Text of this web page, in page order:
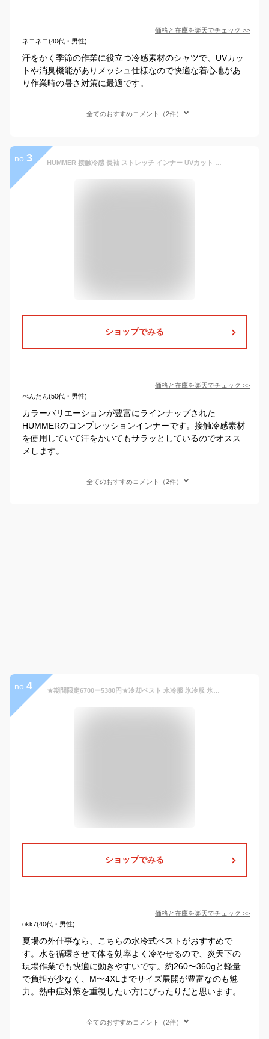
価格と在庫を楽天でチェック >>
ネコネコ(40代・男性)
汗をかく季節の作業に役立つ冷感素材のシャツで、UVカッ
トや消臭機能がありメッシュ仕様なので快適な着心地があ
り作業時の暑さ対策に最適です。
全てのおすすめコメント（2件）
no. 3 HUMMER 接触冷感 長袖 ストレッチ インナー UVカット 消臭 軽量 ひんやり 涼しい 日焼け対策 暑さ対策 春夏 作業着 作業服 カジュアル スポーツ メンズ レディース 大きいサイズ ブラック グレー 迷彩 ハマー アタックベース [ネコポス] at-908315
ショップでみる
価格と在庫を楽天でチェック >>
べんたん(50代・男性)
カラーバリエーションが豊富にラインナップされた
HUMMERのコンプレッションインナーです。接触冷感素材
を使用していて汗をかいてもサラッとしているのでオスス
メします。
全てのおすすめコメント（2件）
no. 4 ★期間限定6700ー5380円★冷却ベスト 水冷服 氷冷服 氷冷ベスト 水冷式 水冷ベスト クールベスト 暑さ対策 熱中症対策 節電対策 酷暑対策水ベストアイスフロー仕事服 通勤 現場 工場 メンズ レディース 兼用 レジャー スポーツ バイク クーラースーツ クーラーベスト 作業服
ショップでみる
価格と在庫を楽天でチェック >>
okk7(40代・男性)
夏場の外仕事なら、こちらの水冷式ベストがおすすめで
す。水を循環させて体を効率よく冷やせるので、炎天下の
現場作業でも快適に動きやすいです。約260〜360gと軽量
で負担が少なく、M〜4XLまでサイズ展開が豊富なのも魅
力。熱中症対策を重視したい方にぴったりだと思います。
全てのおすすめコメント（2件）